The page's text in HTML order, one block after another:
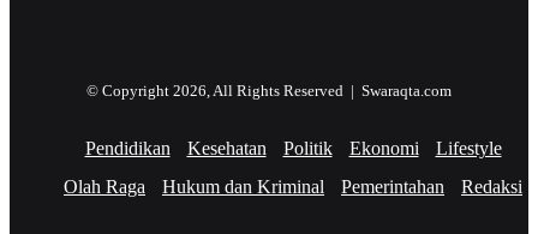
© Copyright 2026, All Rights Reserved | Swaraqta.com
Pendidikan Kesehatan Politik Ekonomi
Lifestyle
Olah Raga
Hukum dan Kriminal Pemerintahan Redaksi